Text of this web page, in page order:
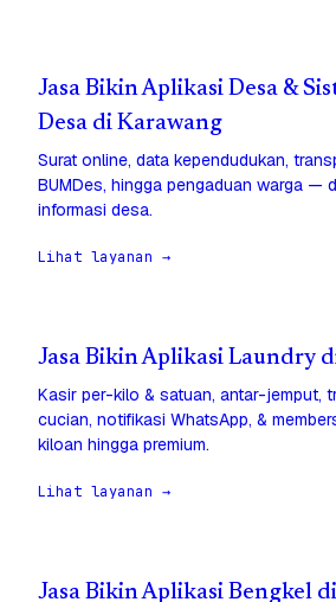
Jasa Bikin Aplikasi Desa &
Desa di Karawang
Surat online, data kependudukan,
BUMDes, hingga pengaduan warga —
informasi desa.
Lihat layanan →
Jasa Bikin Aplikasi Laundry
Kasir per-kilo & satuan, antar-jemput,
cucian, notifikasi WhatsApp, &
kiloan hingga premium.
Lihat layanan →
Jasa Bikin Aplikasi Bengkel